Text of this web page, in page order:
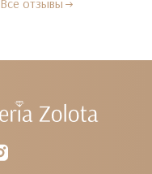
Все отзывы